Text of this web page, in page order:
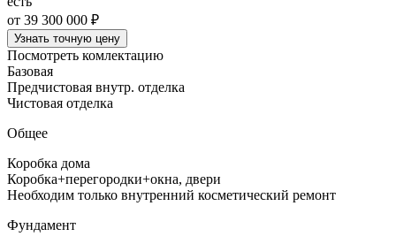
от 39 300 000 ₽
Узнать точную цену
Посмотреть комлектацию
Базовая
Предчистовая внутр. отделка
Чистовая отделка
Общее
Коробка дома
Коробка+перегородки+окна, двери
Необходим только внутренний косметический ремонт
Фундамент